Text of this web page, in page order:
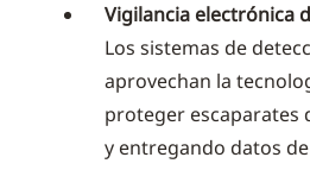
Vigilancia electrónica
Los sistemas de
aprovechan la
proteger escaparates
y entregando datos